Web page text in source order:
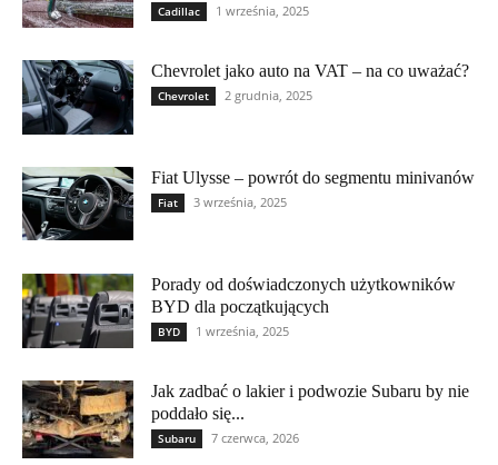
Cadillac 1 września, 2025
Chevrolet jako auto na VAT – na co uważać?
Chevrolet 2 grudnia, 2025
Fiat Ulysse – powrót do segmentu minivanów
Fiat 3 września, 2025
Porady od doświadczonych użytkowników
BYD dla początkujących
BYD 1 września, 2025
Jak zadbać o lakier i podwozie Subaru by nie
poddało się...
Subaru 7 czerwca, 2026